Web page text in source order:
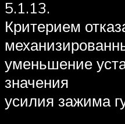
5.1.13.
Критерием
уменьшение
значения
усилия зажима